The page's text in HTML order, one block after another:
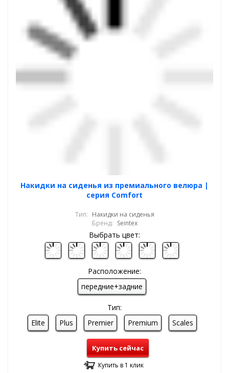
Накидки на сиденья из премиального велюра |
серия Comfort
Тип: Накидки на сиденья
Бренд: Seintex
Выбрать цвет:
Расположение:
передние+задние
Тип:
Elite
Plus Premier Premium Scales
Купить сейчас
Купить в 1 клик